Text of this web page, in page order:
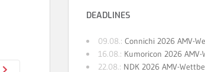
DEADLINES
09.08.: Connichi 2026 AMV-
16.08.: Kumoricon 2026
22.08.: NDK 2026 AMV-